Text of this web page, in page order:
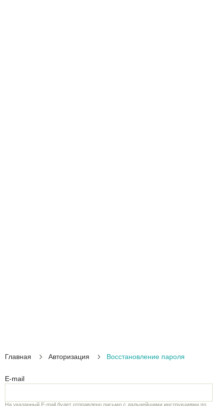
Главная Авторизация Восстановление пароля
E-mail
На указанный E-mail будет отправлено письмо с дальнейшими инструкциями по